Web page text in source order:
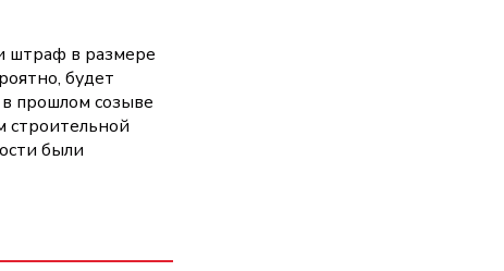
штраф в размере
будет
прошлом созыве
строительной
были